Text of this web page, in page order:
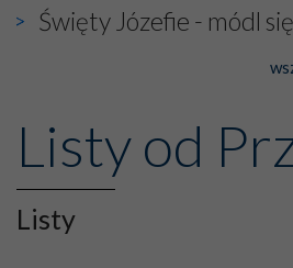
Święty Józefie - módl
Listy od
Listy